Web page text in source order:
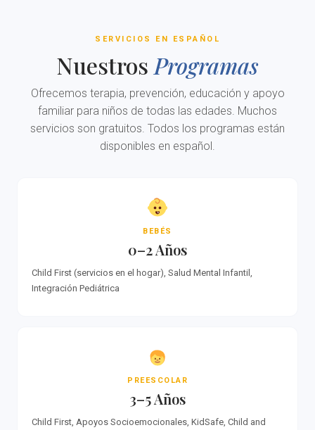
SERVICIOS EN ESPAÑOL
Nuestros Programas
Ofrecemos terapia, prevención, educación y apoyo
familiar para niños de todas las edades. Muchos
servicios son gratuitos. Todos los programas están
disponibles en español.
BEBÉS
0–2 Años
Child First (servicios en el hogar), Salud Mental Infantil,
Integración Pediátrica
PREESCOLAR
3–5 Años
Child First, Apoyos Socioemocionales, KidSafe, Child and